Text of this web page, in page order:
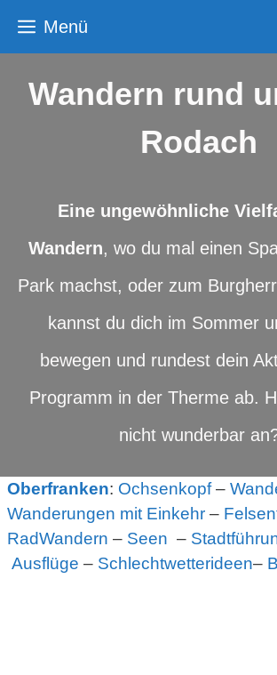
Inhalt Menü
Wandern rund
Rodach
Eine ungewöhnliche
Wandern, wo du mal einen
Park machst, oder zum
kannst du dich im Sommer
bewegen und rundest dein
Programm in der Therme ab.
nicht wunderbar
Oberfranken: Ochsenkopf–
Wanderungen mit Einkehr –
RadWandern – Seen –
Ausflüge – Schlechtwetterideen–